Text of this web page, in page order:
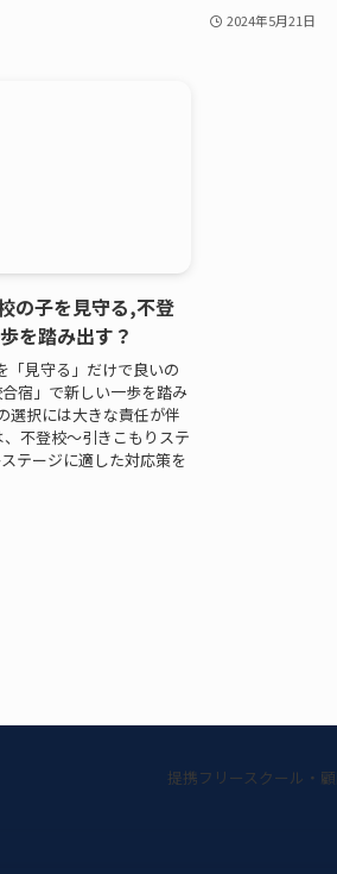
2024年5月21日
の子を見守る,不登
を踏み出す？
見守る」だけで良いの
宿」で新しい一歩を踏み
選択には大きな責任が伴
不登校〜引きこもりステ
テージに適した対応策を
提携フリースクール・顧